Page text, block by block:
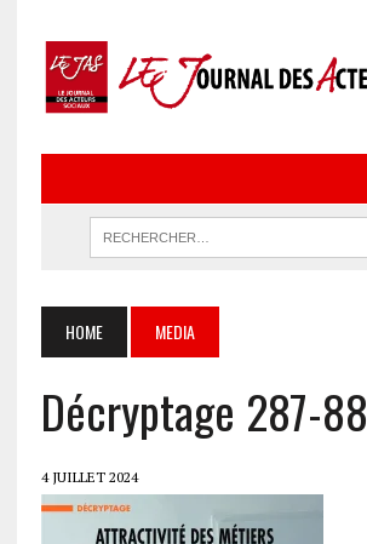
HOME MEDIA
Décryptage 287-88
4 JUILLET 2024